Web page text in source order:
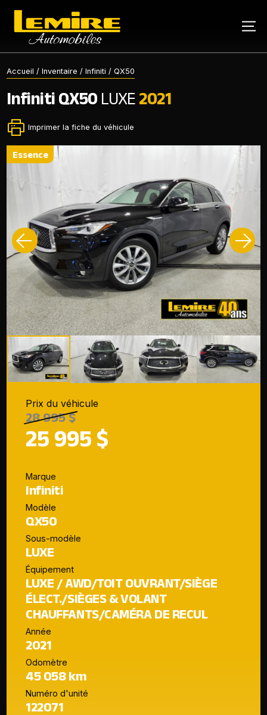
Accueil / Inventaire / Infiniti / QX50
Infiniti QX50 LUXE 2021
Imprimer la fiche du véhicule
essence
Prix du véhicule
28 995 $
25 995 $
Marque
Infiniti
Modèle
QX50
Sous-modèle
LUXE
Équipement
LUXE / AWD/TOIT OUVRANT/SIÈGE
ÉLECT./SIÈGES & VOLANT
CHAUFFANTS/CAMÉRA DE RECUL
Année
2021
Odomètre
45 058 km
Numéro d'unité
122071